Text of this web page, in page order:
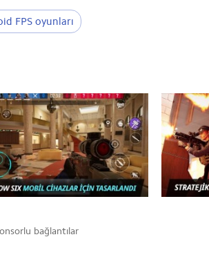
FPS oyunları
bağlantılar